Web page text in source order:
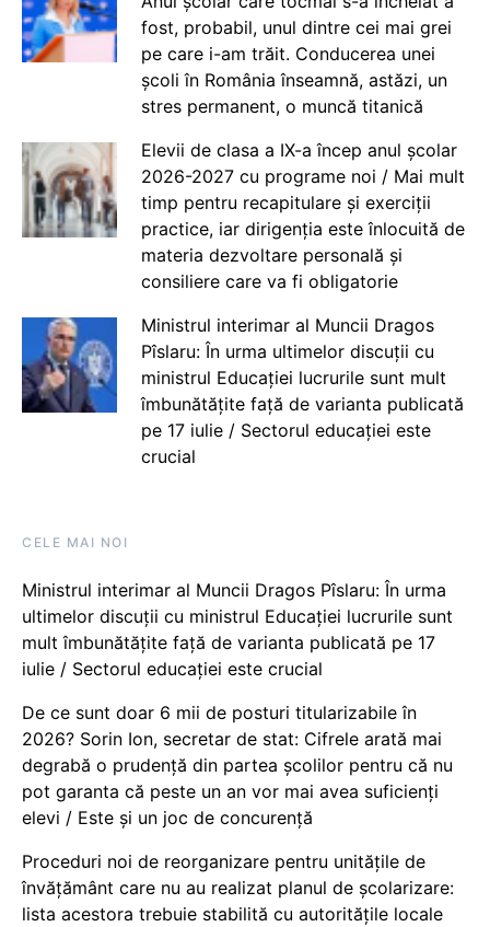
fost, probabil, unul dintre cei mai grei
pe care i-am trăit. Conducerea unei
școli în România înseamnă, astăzi, un
stres permanent, o muncă titanică
Elevii de clasa a IX-a încep anul școlar
2026-2027 cu programe noi / Mai mult
timp pentru recapitulare și exerciții
practice, iar dirigenția este înlocuită de
materia dezvoltare personală și
consiliere care va fi obligatorie
Ministrul interimar al Muncii Dragos
Pîslaru: În urma ultimelor discuții cu
ministrul Educației lucrurile sunt mult
îmbunătățite față de varianta publicată
pe 17 iulie / Sectorul educației este
crucial
CELE MAI NOI
Ministrul interimar al Muncii Dragos Pîslaru: În urma
ultimelor discuții cu ministrul Educației lucrurile sunt
mult îmbunătățite față de varianta publicată pe 17
iulie / Sectorul educației este crucial
De ce sunt doar 6 mii de posturi titularizabile în
2026? Sorin Ion, secretar de stat: Cifrele arată mai
degrabă o prudență din partea școlilor pentru că nu
pot garanta că peste un an vor mai avea suficienți
elevi / Este și un joc de concurență
Proceduri noi de reorganizare pentru unitățile de
învățământ care nu au realizat planul de școlarizare:
lista acestora trebuie stabilită cu autoritățile locale